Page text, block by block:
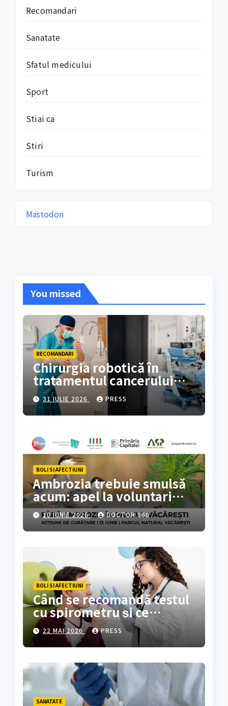
Recomandari
Sanatate
Sfatul medicului
Sport
Stiai ca
Stiri
Turism
Mastodon
You missed
RECOMANDARI
Chirurgia robotică în
tratamentul cancerului
colorectal
31 IULIE 2026 PRESS
BOLI SI AFECTIUNI
Ambrozia trebuie smulsă
acum: apel la voluntari
pentru acțiune de curățare
în Parcul Natural
Văcărești
10 IUNIE 2026 DOCTOR 360
BOLI SI AFECTIUNI
Când se recomandă testul
cu spirometru și ce
rezultate oferă?
22 MAI 2026 PRESS
SANATATE